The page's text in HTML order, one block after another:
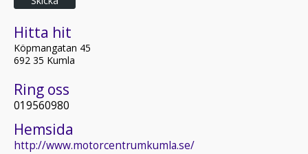
Hitta hit
Köpmangatan 45
692 35 Kumla
Ring oss
019560980
Hemsida
http://www.motorcentrumkumla.se/